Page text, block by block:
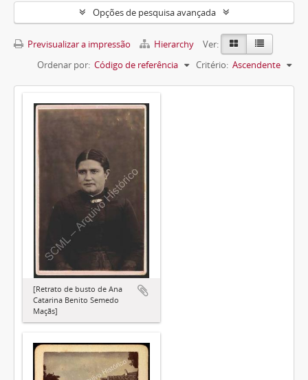
Opções de pesquisa avançada
Previsualizar a impressão Hierarchy
Ver:
Ordenar por: Código de referência Critério: Ascendente
[Retrato de busto de Ana
Catarina Benito Semedo
Maçãs]